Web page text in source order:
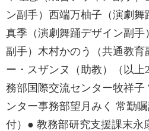
ン副手）西端万柚子（演劇舞
真季（演劇舞踊デザイン副手
副手）木村かのう（共通教育
ー・スザンヌ（助教）（以上
務部国際交流センター牧祥子
ンター事務部望月みく 常勤
付）● 教務部研究支援課末永